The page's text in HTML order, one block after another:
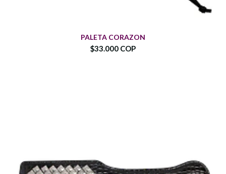
PALETA CORAZON
$33.000 COP